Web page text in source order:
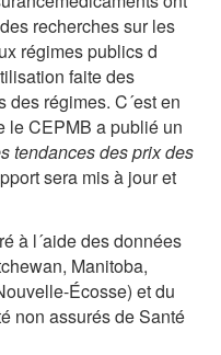
recherches sur les
régimes publics d
faite des
régimes. C´est en
le CEPMB a publié un
tendances des prix des
sera mis à jour et
à l´aide des données
Manitoba,
Écosse) et du
non assurés de Santé